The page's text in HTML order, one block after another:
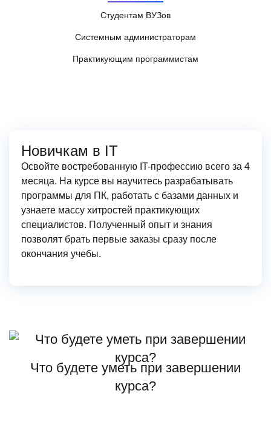
Студентам ВУЗов
Системным администраторам
Практикующим программистам
Новичкам в IT
Освойте востребованную IT-профессию всего за 4
месяца. На курсе вы научитесь разрабатывать
программы для ПК, работать с базами данных и
узнаете массу хитростей практикующих
специалистов. Полученный опыт и знания
позволят брать первые заказы сразу после
окончания учебы.
Что будете уметь при завершении
курса?